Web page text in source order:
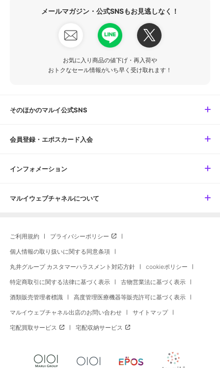
メールマガジン・公式SNSもお見逃しなく！
お気に入り商品の値下げ・再入荷や
おトクなセール情報がいち早く受け取れます！
そのほかのマルイ公式SNS
会員登録・エポスカード入会
インフォメーション
マルイウェブチャネルについて
ご利用規約 プライバシーポリシー
個人情報の取り扱いに関する同意条項
丸井グループ カスタマーハラスメント対応方針 cookieポリシー
特定商取引に関する法律に基づく表示 古物営業法に基づく表示
酒類販売管理者標識 高度管理医療機器等販売許可に基づく表示
マルイウェブチャネル出店のお問い合わせ サイトマップ
宅配買取サービス 宅配収納サービス